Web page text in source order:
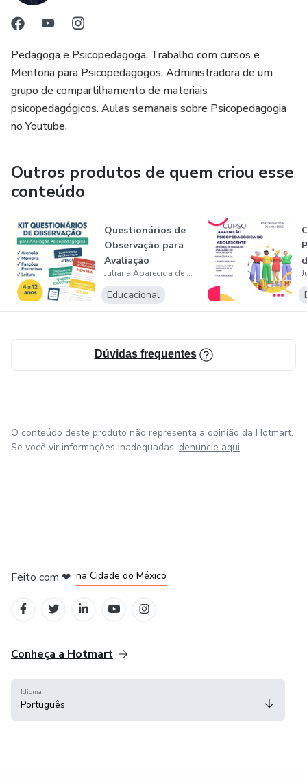
executivas.
Pedagoga e Psicopedagoga. Trabalho com cursos e
Mentoria para Psicopedagogos. Administradora de um
grupo de compartilhamento de materiais
psicopedagógicos. Aulas semanais sobre Psicopedagogia
no Youtube.
Outros produtos de quem criou esse
conteúdo
Questionários de
Observação para
Avaliação
Psicopedagógica Juliana Aparecida de Deus
Educacional
Dúvidas frequentes
O conteúdo deste produto não representa a opinião da Hotmart.
Se você vir informações inadequadas, denuncie aqui
Feito com ❤ na Cidade do México
Conheça a Hotmart
Idioma
Português